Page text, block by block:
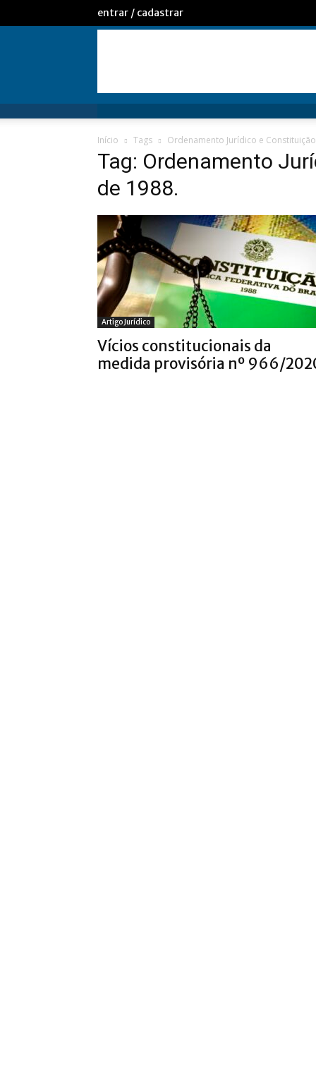
entrar / cadastrar
Início Tags Ordenamento Jurídico e
Tag: Ordenamento
de 1988.
Artigo Jurídico
Vícios constitucionais da
medida provisória nº 966/